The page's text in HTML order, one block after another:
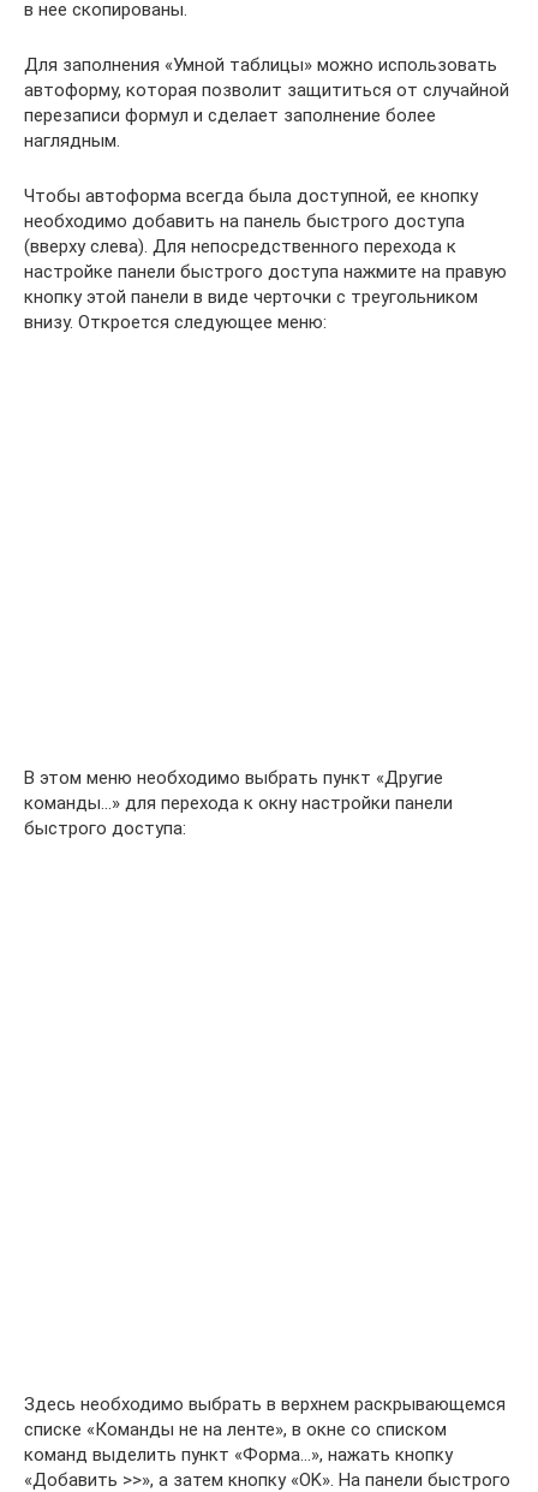
в нее скопированы.
Для заполнения «Умной таблицы» можно использовать
автоформу, которая позволит защититься от случайной
перезаписи формул и сделает заполнение более
наглядным.
Чтобы автоформа всегда была доступной, ее кнопку
необходимо добавить на панель быстрого доступа
(вверху слева). Для непосредственного перехода к
настройке панели быстрого доступа нажмите на правую
кнопку этой панели в виде черточки с треугольником
внизу. Откроется следующее меню:
В этом меню необходимо выбрать пункт «Другие
команды…» для перехода к окну настройки панели
быстрого доступа:
Здесь необходимо выбрать в верхнем раскрывающемся
списке «Команды не на ленте», в окне со списком
команд выделить пункт «Форма…», нажать кнопку
«Добавить >>», а затем кнопку «OK». На панели быстрого